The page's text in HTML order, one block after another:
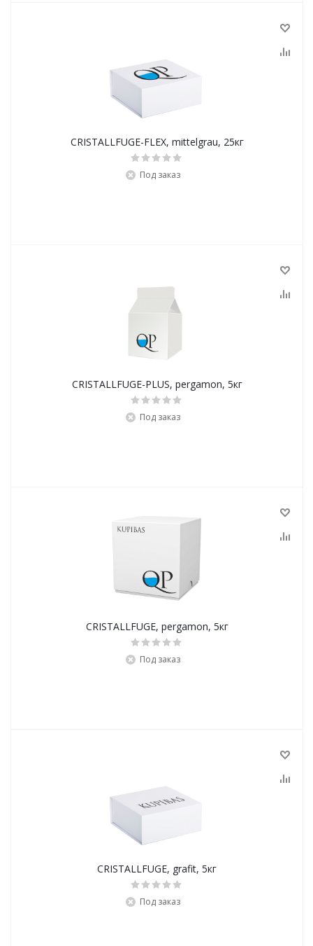
CRISTALLFUGE-FLEX, mittelgrau, 25кг
Под заказ
CRISTALLFUGE-PLUS, pergamon, 5кг
Под заказ
CRISTALLFUGE, pergamon, 5кг
Под заказ
CRISTALLFUGE, grafit, 5кг
Под заказ